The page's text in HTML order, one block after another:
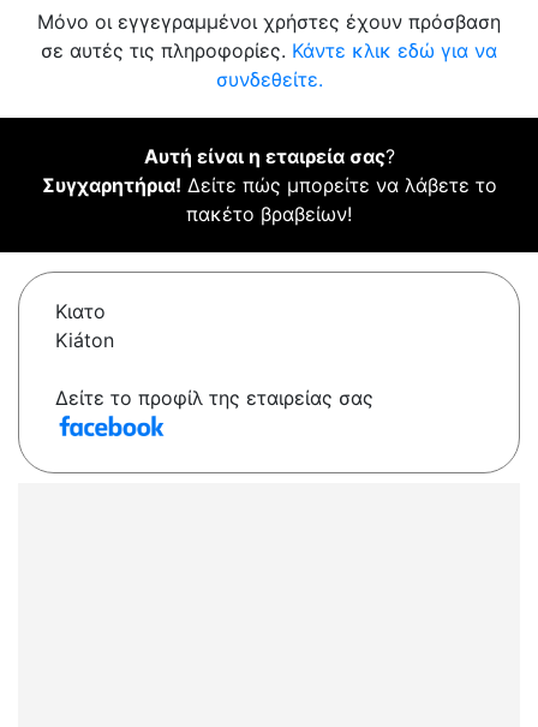
Μόνο οι εγγεγραμμένοι χρήστες έχουν πρόσβαση
σε αυτές τις πληροφορίες. Κάντε κλικ εδώ για να
συνδεθείτε.
Αυτή είναι η εταιρεία σας?
Συγχαρητήρια! Δείτε πώς μπορείτε να λάβετε το
πακέτο βραβείων!
Κιατο
Kiáton
Δείτε το προφίλ της εταιρείας σας